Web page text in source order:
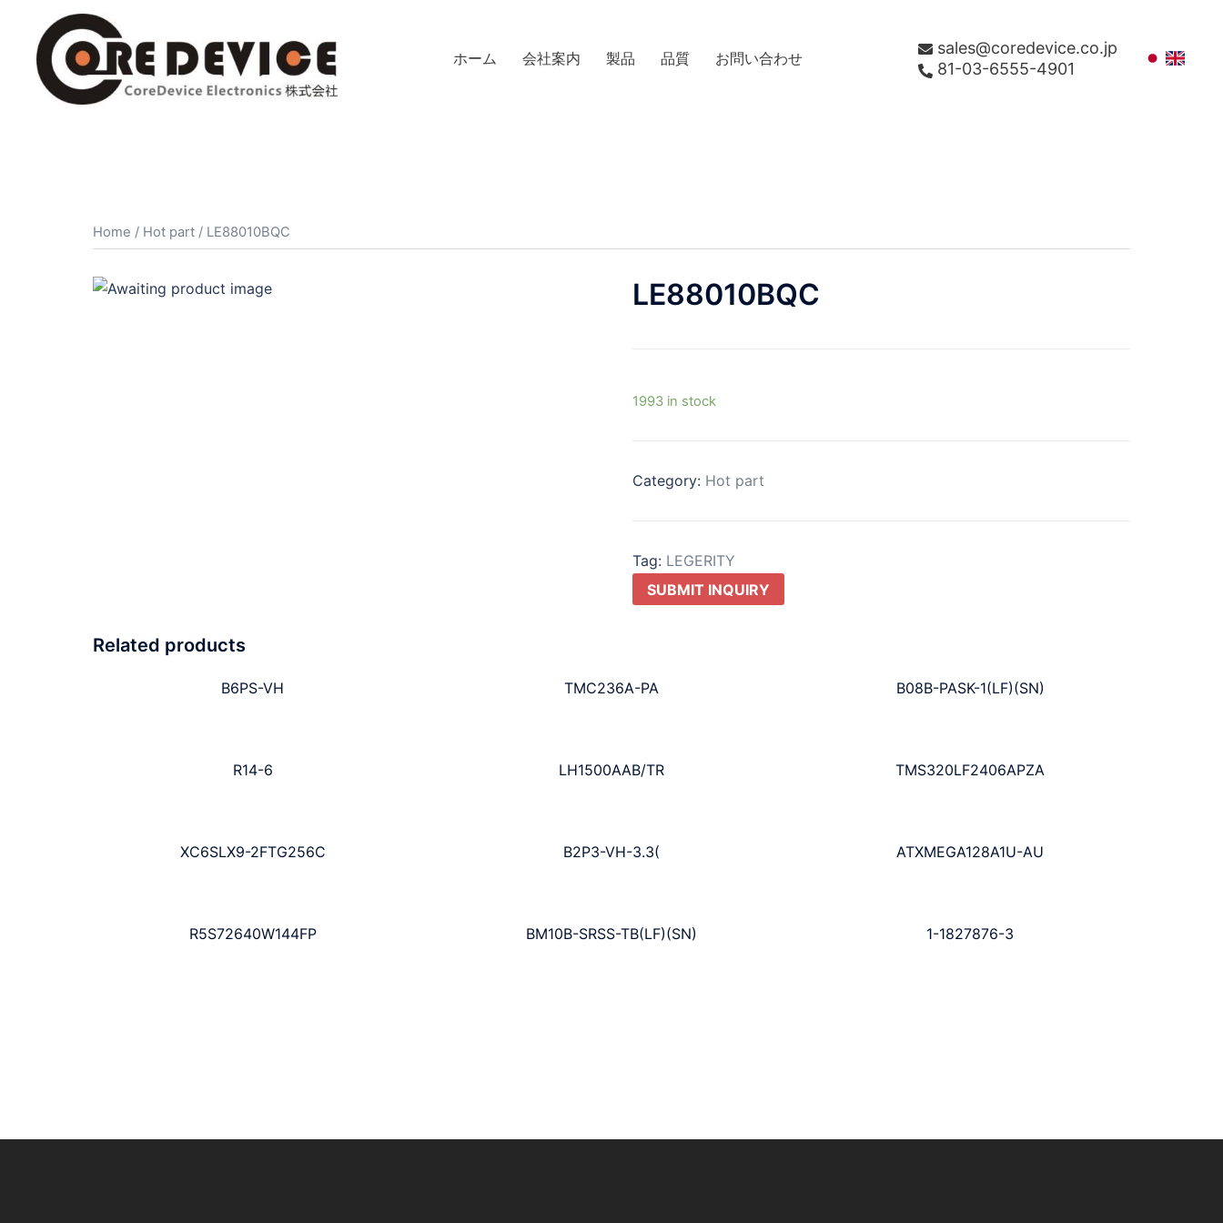
ホーム 会社案内 製品 品質 お問い合わせ
sales@coredevice.co.jp
81-03-6555-4901
Home / Hot part / LE88010BQC
LE88010BQC
1993 in stock
Category: Hot part
Tag: LEGERITY
SUBMIT INQUIRY
Related products
B6PS-VH TMC236A-PA B08B-PASK-1(LF)(SN)
R14-6 LH1500AAB/TR TMS320LF2406APZA
XC6SLX9-2FTG256C B2P3-VH-3.3( ATXMEGA128A1U-AU
R5S72640W144FP BM10B-SRSS-TB(LF)(SN) 1-1827876-3